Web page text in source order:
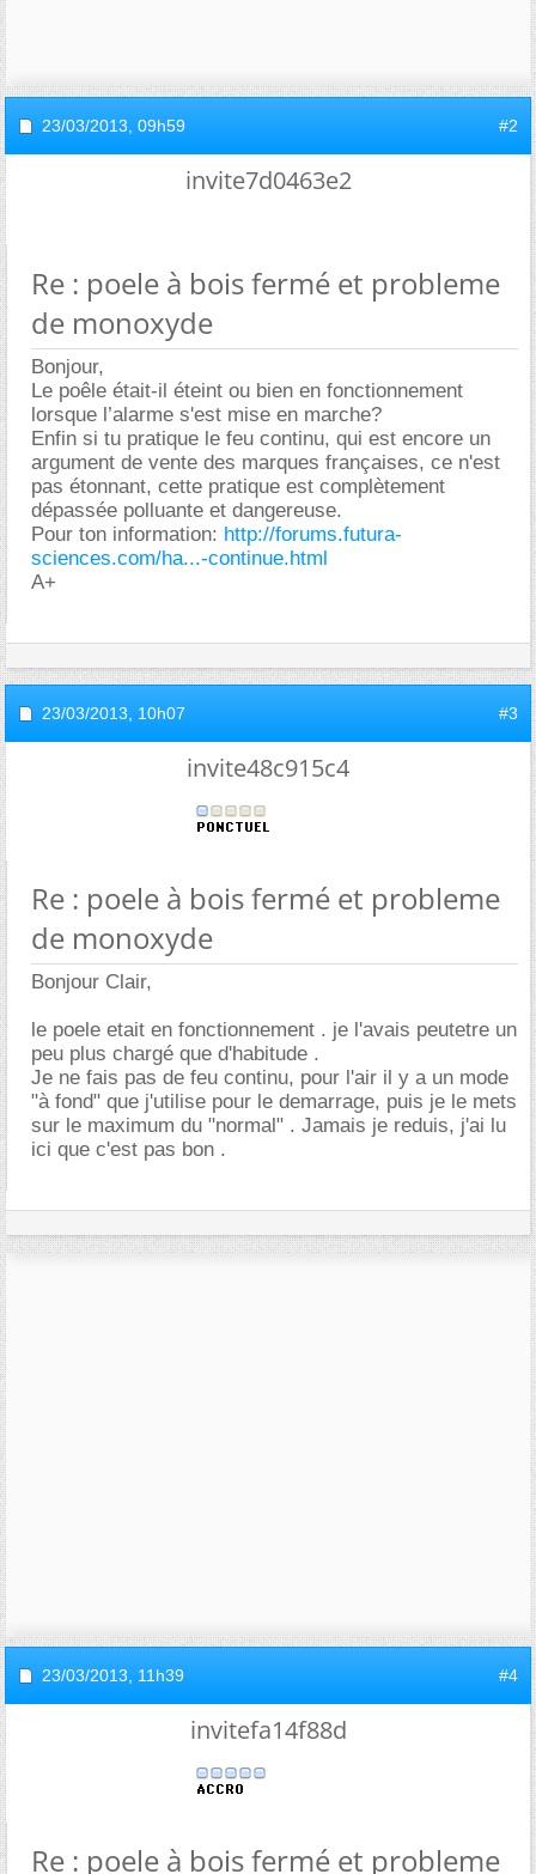
23/03/2013, 09h59 #2
invite7d0463e2
Re : poele à bois fermé et probleme
de monoxyde
Bonjour,
Le poêle était-il éteint ou bien en fonctionnement
lorsque l’alarme s'est mise en marche?
Enfin si tu pratique le feu continu, qui est encore un
argument de vente des marques françaises, ce n'est
pas étonnant, cette pratique est complètement
dépassée polluante et dangereuse.
Pour ton information: http://forums.futura-
sciences.com/ha...-continue.html
A+
23/03/2013, 10h07 #3
invite48c915c4
Re : poele à bois fermé et probleme
de monoxyde
Bonjour Clair,
le poele etait en fonctionnement . je l'avais peutetre un
peu plus chargé que d'habitude .
Je ne fais pas de feu continu, pour l'air il y a un mode
"à fond" que j'utilise pour le demarrage, puis je le mets
sur le maximum du "normal" . Jamais je reduis, j'ai lu
ici que c'est pas bon .
23/03/2013, 11h39 #4
invitefa14f88d
Re : poele à bois fermé et probleme